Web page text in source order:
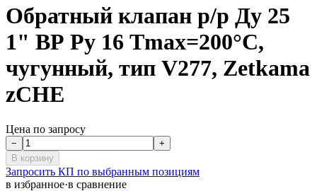
Обратный клапан р/р Ду 25
1" ВР Ру 16 Tmax=200°С,
чугунный, тип V277, Zetkama
zCHE
Цена по запросу
−
+
В корзину
Запросить КП по выбранным позициям
в избранное·в сравнение